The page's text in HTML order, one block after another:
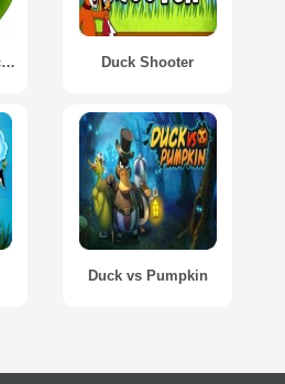
Утиная Охота / Duck Hunt Duck Shooter
Duck vs Pumpkin